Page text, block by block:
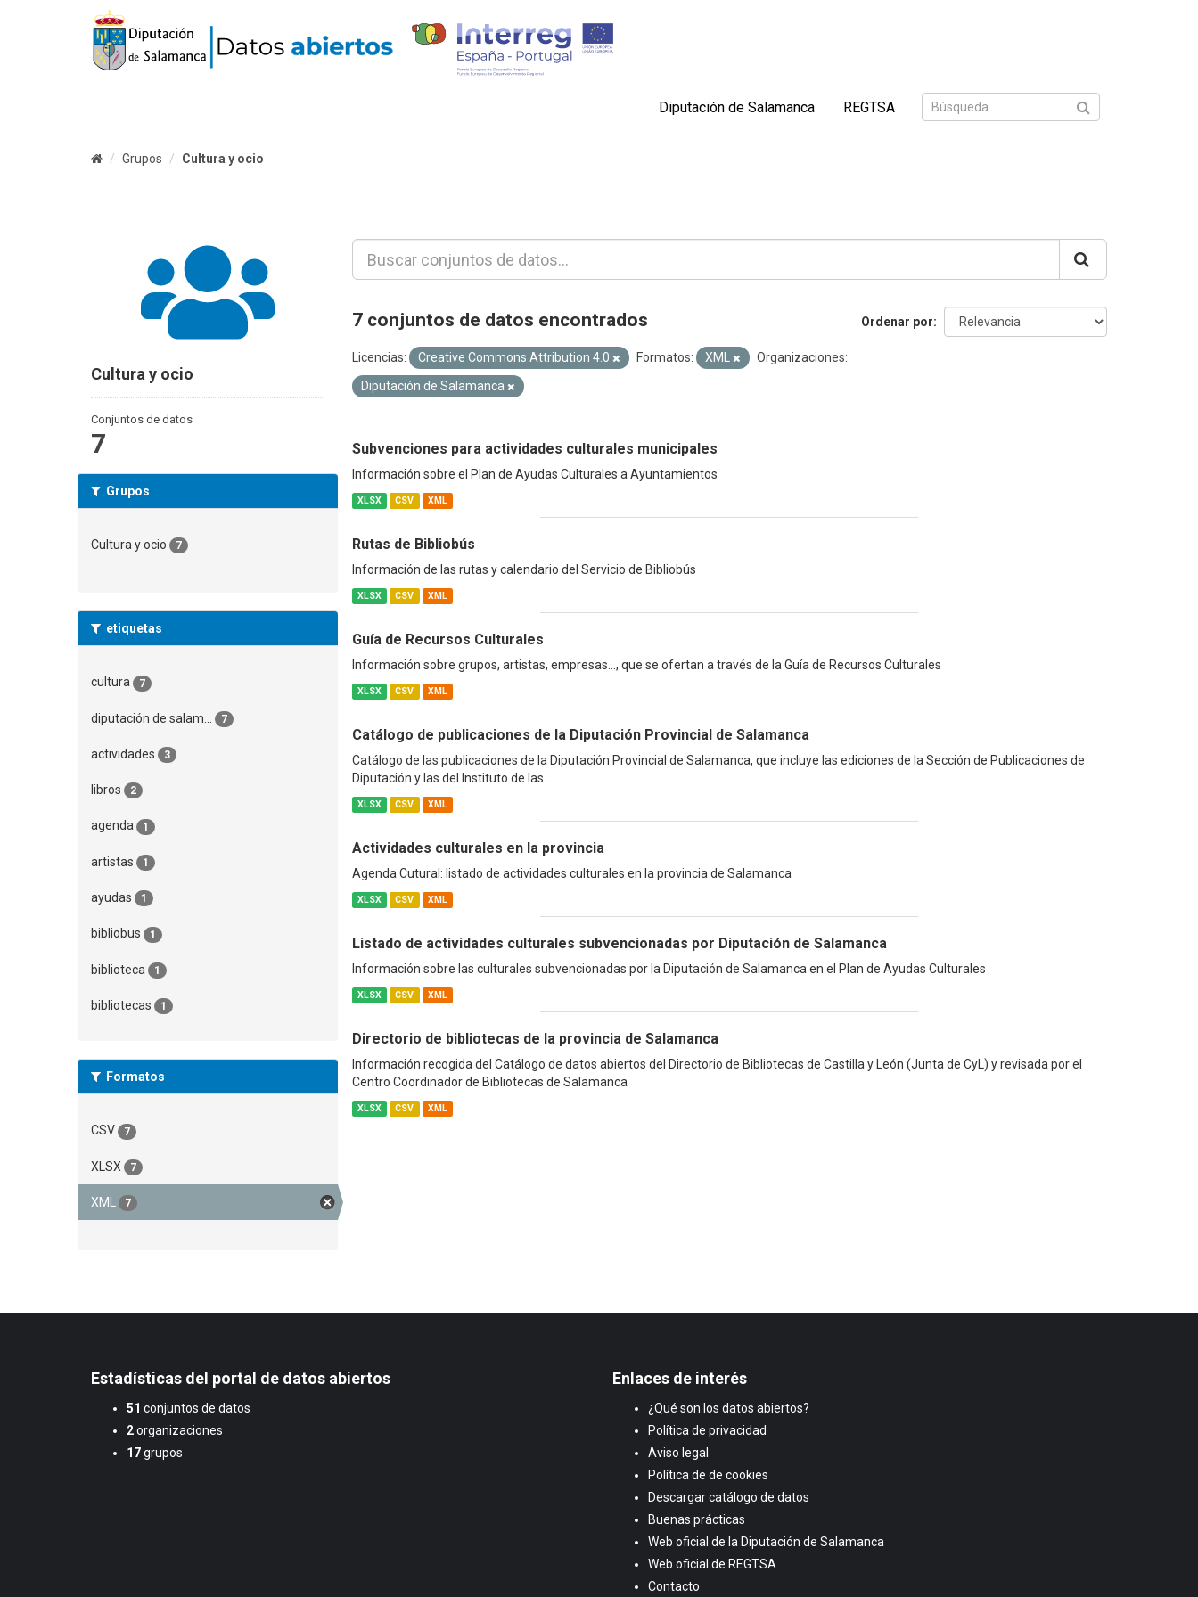
Diputación de Salamanca REGTSA
Grupos Cultura y ocio
Cultura y ocio
Conjuntos de datos
7
Grupos
Cultura y ocio 7
etiquetas
cultura 7
diputación de salam... 7
actividades 3
libros 2
agenda 1
artistas 1
ayudas 1
bibliobus 1
biblioteca 1
bibliotecas 1
Formatos
CSV 7
XLSX 7
XML 7
Ordenar por
7 conjuntos de datos encontrados
Licencias: Creative Commons Attribution 4.0 Formatos: XML
Organizaciones:
Diputación de Salamanca
Subvenciones para actividades culturales municipales
Información sobre el Plan de Ayudas Culturales a Ayuntamientos
XLSX CSV XML
Rutas de Bibliobús
Información de las rutas y calendario del Servicio de Bibliobús
XLSX CSV XML
Guía de Recursos Culturales
Información sobre grupos, artistas, empresas..., que se ofertan a través de la Guía de Recursos Culturales
XLSX CSV XML
Catálogo de publicaciones de la Diputación Provincial de Salamanca
Catálogo de las publicaciones de la Diputación Provincial de Salamanca, que incluye las ediciones de la Sección de Publicaciones de
Diputación y las del Instituto de las...
XLSX CSV XML
Actividades culturales en la provincia
Agenda Cutural: listado de actividades culturales en la provincia de Salamanca
XLSX CSV XML
Listado de actividades culturales subvencionadas por Diputación de Salamanca
Información sobre las culturales subvencionadas por la Diputación de Salamanca en el Plan de Ayudas Culturales
XLSX CSV XML
Directorio de bibliotecas de la provincia de Salamanca
Información recogida del Catálogo de datos abiertos del Directorio de Bibliotecas de Castilla y León (Junta de CyL) y revisada por el
Centro Coordinador de Bibliotecas de Salamanca
XLSX CSV XML
Estadísticas del portal de datos abiertos
51 conjuntos de datos
2organizaciones
17grupos
Enlaces de interés
¿Qué son los datos abiertos?
Política de privacidad
Aviso legal
Política de de cookies
Descargar catálogo de datos
Buenas prácticas
Web oficial de la Diputación de Salamanca
Web oficial de REGTSA
Contacto